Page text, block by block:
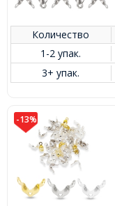
Количество
1-2 упак.
3+ упак.
-13%